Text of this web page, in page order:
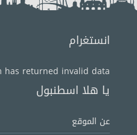
انستغرام
has returned invalid data.
يا هلا اسطنبول
عن الموقع